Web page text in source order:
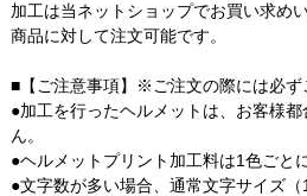
加工は当ネットショップでお買い求め
商品に対して注文可能です。
■【ご注意事項】※ご注文の際には必
●加工を行ったヘルメットは、お客様
ん。
●ヘルメットプリント加工料は1色ごと
●文字数が多い場合、通常文字サイズ